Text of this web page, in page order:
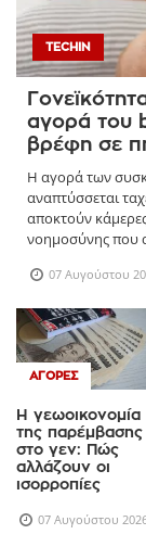
TECHIN
αγορά του
βρέφη σε
Η αγορά των
αναπτύσσεται
αποκτούν
νοημοσύνης που
07 Αυγούστου
ΑΓΟΡΈΣ
Η γεωοικονομία
της παρέμβασης
στο γεν: Πώς
αλλάζουν οι
ισορροπίες
07 Αυγούστου